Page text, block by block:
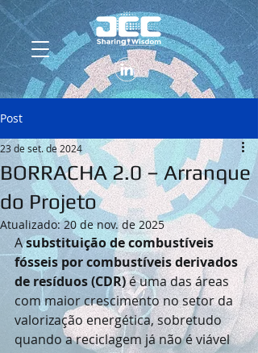
Post
BORRACHA 2.0 – Arranque
do Projeto
23 de set. de 2024
Atualizado:20 de nov. de 2025
A substituição de combustíveis
fósseis por combustíveis derivados
de resíduos (CDR) é uma das áreas
com maior crescimento no setor da
valorização energética, sobretudo
quando a reciclagem já não é viável